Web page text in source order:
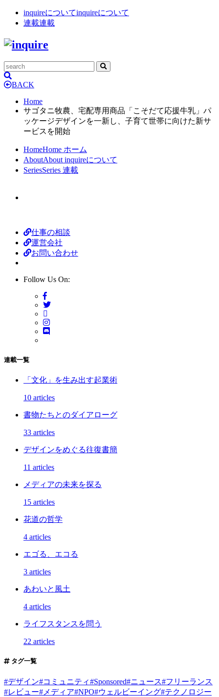
inquireについてinquireについて
連載連載
BACK
Home
サゴタニ牧農、宅配専用商品「こそだて応援牛乳」パ
ッケージデザインを一新し、子育て世帯に向けた新サ
ービスを開始
HomeHome ホーム
AboutAbout inquireについて
SeriesSeries 連載
仕事の相談
運営会社
お問い合わせ
Follow Us On:
連載一覧
「文化」を生み出す起業術
10 articles
書物たちとのダイアローグ
33 articles
デザインをめぐる往復書簡
11 articles
メディアの未来を探る
15 articles
花道の哲学
4 articles
エゴる、エコる
3 articles
あわいと風土
4 articles
ライフスタンスを問う
22 articles
タグ一覧
#デザイン#コミュニティ#Sponsored#ニュース#フリーランス
#レビュー# メディア#NPO#ウェルビーイング#テクノロジー